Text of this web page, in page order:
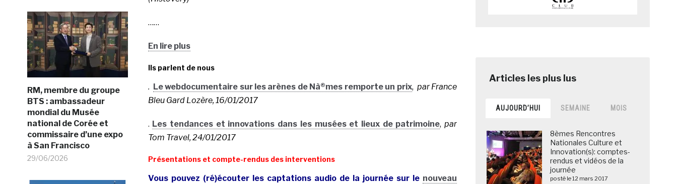
RM, membre du groupe
BTS : ambassadeur
mondial du Musée
national de Corée et
commissaire d’une expo
à San Francisco
29/06/2026
……
En lire plus
Ils parlent de nous
. Le webdocumentaire sur les arènes de Nà®mes remporte un prix, par France
Bleu Gard Lozère, 16/01/2017
. Les tendances et innovations dans les musées et lieux de patrimoine, par
Tom Travel, 24/01/2017
Présentations et compte-rendus des interventions
Vous pouvez (ré)écouter les captations audio de la journée sur le nouveau
AUJOURD’HUI SEMAINE MOIS
8èmes Rencontres
Nationales Culture et
Innovation(s): comptes-
rendus et vidéos de la
journée
posté le 12 mars 2017